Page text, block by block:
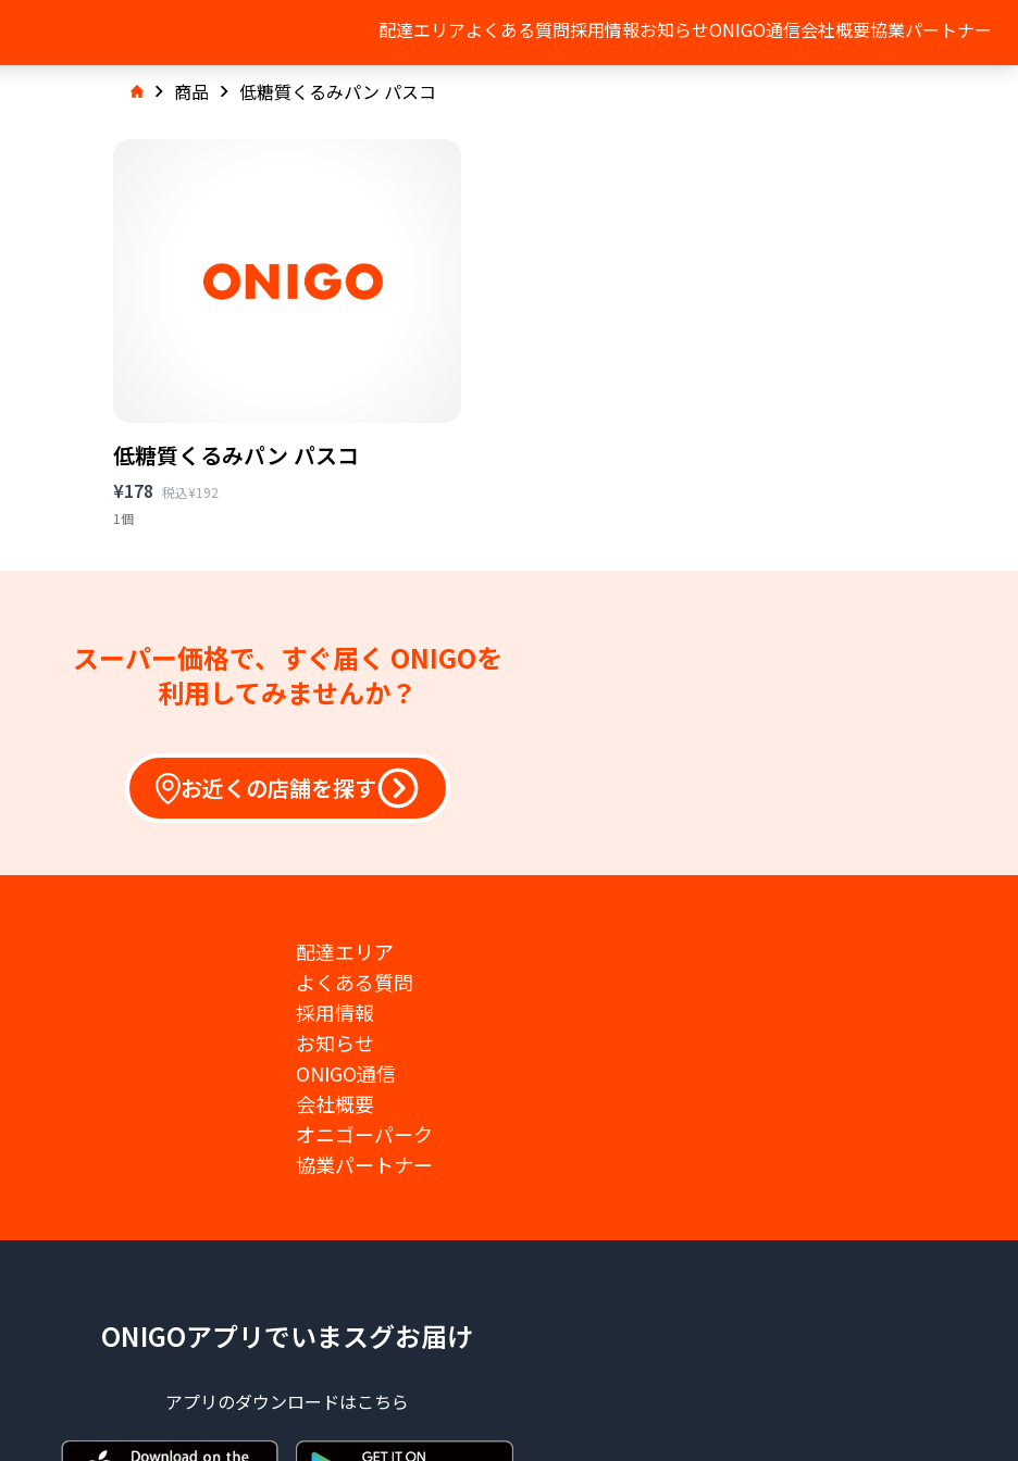
配達エリアよくある質問採用情報お知らせONIGO通信会社概要協業パートナー
商品 低糖質くるみパン パスコ
低糖質くるみパン パスコ
¥178 税込¥192
1個
スーパー価格で、すぐ届く ONIGOを
利用してみませんか？
お近くの店舗を探す
配達エリア
よくある質問
採用情報
お知らせ
ONIGO通信
会社概要
オニゴーパーク
協業パートナー
ONIGOアプリでいまスグお届け
アプリのダウンロードはこちら